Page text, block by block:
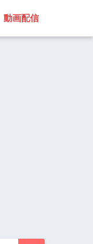
動画配信